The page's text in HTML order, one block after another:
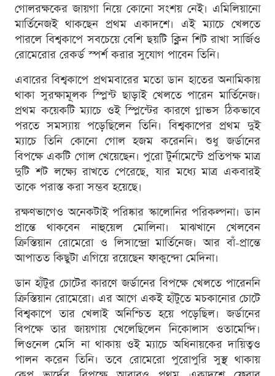
গোলরক্ষকের জায়গা নিয়ে কোনো সংশয় নেই। এমিলিয়ানো
মার্তিনেজই থাকছেন প্রথম একাদশে। এই ম্যাচে খেলতে
পারলে বিশ্বকাপে সবচেয়ে বেশি ছয়টি ক্লিন শিট রাখা সার্জিও
রোমেরোর রেকর্ড স্পর্শ করার সুযোগ পাবেন তিনি।
এবারের বিশ্বকাপে প্রথমবারের মতো ডান হাতের অনামিকায়
থাকা সুরক্ষামূলক স্প্লিন্ট ছাড়াই খেলতে পারেন মার্তিনেজ।
প্রথম কয়েকটি ম্যাচে ওই স্প্লিন্টের কারণে গ্লাভস ঠিকভাবে
পরতে সমস্যায় পড়েছিলেন তিনি। বিশ্বকাপের প্রথম দুই
ম্যাচে তিনি কোনো গোল হজম করেননি। শুধু জর্ডানের
বিপক্ষে একটি গোল খেয়েছেন। পুরো টুর্নামেন্টে প্রতিপক্ষ মাত্র
দুটি শট লক্ষ্যে রাখতে পেরেছে, যার মধ্যে মাত্র একবারই
তাকে পরাস্ত করা সম্ভব হয়েছে।
রক্ষণভাগেও অনেকটাই পরিষ্কার স্কালোনির পরিকল্পনা। ডান
প্রান্তে থাকবেন নাহুয়েল মোলিনা। মাঝখানে খেলবেন
ক্রিস্তিয়ান রোমেরো ও লিসান্দ্রো মার্তিনেজ। আর বাঁ-প্রান্তে
আপাতত কিছুটা এগিয়ে রয়েছেন ফাকুন্দো মেদিনা।
ডান হাঁটুর চোটের কারণে জর্ডানের বিপক্ষে খেলতে পারেননি
ক্রিস্তিয়ান রোমেরো। এর আগে একই হাঁটুতে মচকানোর চোটে
বিশ্বকাপে তার খেলাই অনিশ্চিত হয়ে পড়েছিল। জর্ডানের
বিপক্ষে তার জায়গায় খেলেছিলেন নিকোলাস ওতামেন্দি।
লিওনেল মেসি না থাকায় ওই ম্যাচে অধিনায়কের দায়িত্বও
পালন করেন তিনি। তবে রোমেরো পুরোপুরি সুস্থ থাকায়